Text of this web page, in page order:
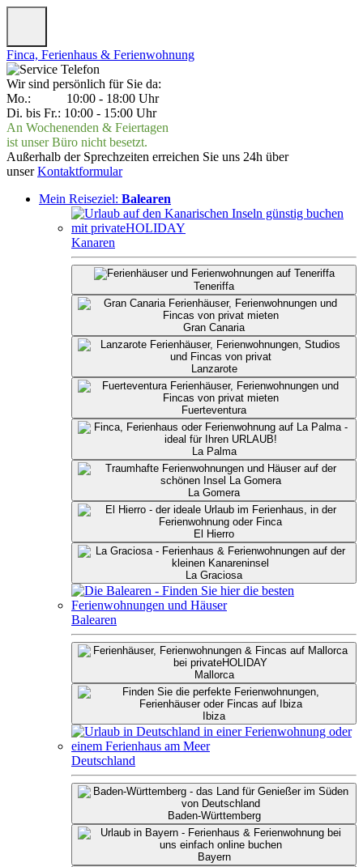
Finca, Ferienhaus & Ferienwohnung
Wir sind persönlich für Sie da:
Mo.: 10:00 - 18:00 Uhr
Di. bis Fr.: 10:00 - 15:00 Uhr
An Wochenenden & Feiertagen
ist unser Büro nicht besetzt.
Außerhalb der Sprechzeiten erreichen Sie uns 24h über
unserKontaktformular
Mein Reiseziel: Balearen
Kanaren
Teneriffa
Gran Canaria
Lanzarote
Fuerteventura
La Palma
La Gomera
El Hierro
La Graciosa
Balearen
Mallorca
Ibiza
Deutschland
Baden-Württemberg
Bayern